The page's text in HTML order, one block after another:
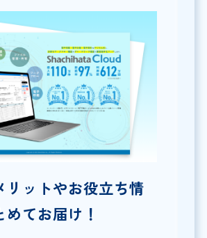
リットやお役立ち情
てお届け！